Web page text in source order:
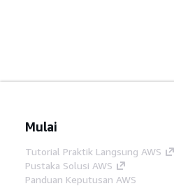
Mulai
Tutorial Praktik Langsung AWS
Pustaka Solusi AWS
Panduan Keputusan AWS